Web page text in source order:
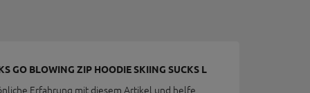
GO BLOWING ZIP HOODIE SKIING SUCKS L
Erfahrung mit diesem Artikel und helfe